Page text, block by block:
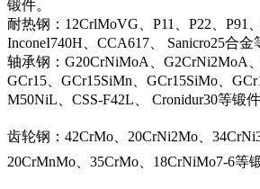
锻件。
耐热钢：12CrlMoVG、P11、P22、P91、
InconeI740H、CCA617、 Sanicro25合金
轴承钢：G20CrNiMoA、G2CrNi2MoA、
GCr15、GCr15SiMn、GCr15SiMo、
M50NiL、CSS-F42L、 Cronidur30等锻件
齿轮钢：42CrMo、20CrNi2Mo、
20CrMnMo、35CrMo、18CrNiMo7-6等